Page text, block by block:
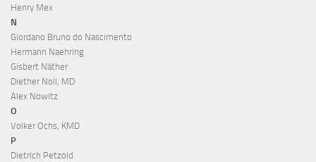
Henry Mex
N
Giordano Bruno do Nascimento
Hermann Naehring
Gisbert Näther
Diether Noll, MD
Alex Nowitz
O
Volker Ochs, KMD
P
Dietrich Petzold